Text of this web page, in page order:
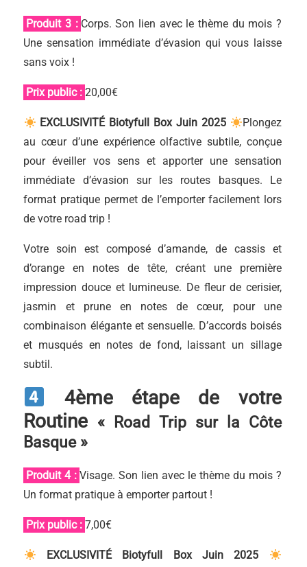
Produit 3 : Corps. Son lien avec le thème du mois ?
Une sensation immédiate d’évasion qui vous laisse
sans voix !
Prix public : 20,00€
EXCLUSIVITÉ Biotyfull Box Juin 2025
Plongez
au cœur d’une expérience olfactive subtile, conçue
pour éveiller vos sens et apporter une sensation
immédiate d’évasion sur les routes basques. Le
format pratique permet de l’emporter facilement lors
de votre road trip !
Votre soin est composé d’amande, de cassis et
d’orange en notes de tête, créant une première
impression douce et lumineuse. De fleur de cerisier,
jasmin et prune en notes de cœur, pour une
combinaison élégante et sensuelle. D’accords boisés
et musqués en notes de fond, laissant un sillage
subtil.
4èmeétape de votre
Routine « Road Trip sur la Côte
Basque »
Produit 4 : Visage. Son lien avec le thème du mois ?
Un format pratique à emporter partout !
Prix public : 7,00€
EXCLUSIVITÉ Biotyfull Box Juin 2025